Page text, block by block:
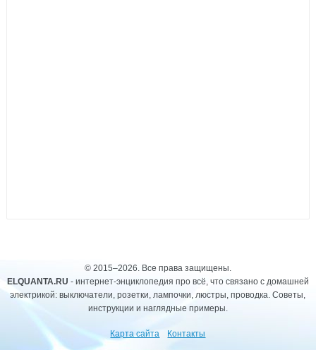
© 2015–2026. Все права защищены.
ELQUANTA.RU - интернет-энциклопедия про всё, что связано с домашней
электрикой: выключатели, розетки, лампочки, люстры, проводка. Советы,
инструкции и наглядные примеры.
Карта сайта Контакты